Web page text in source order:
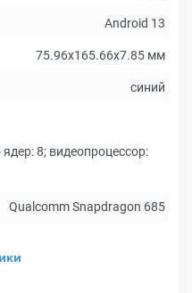
Android 13
75.96x165.66x7.85 мм
синий
8; видеопроцессор:
Qualcomm Snapdragon 685